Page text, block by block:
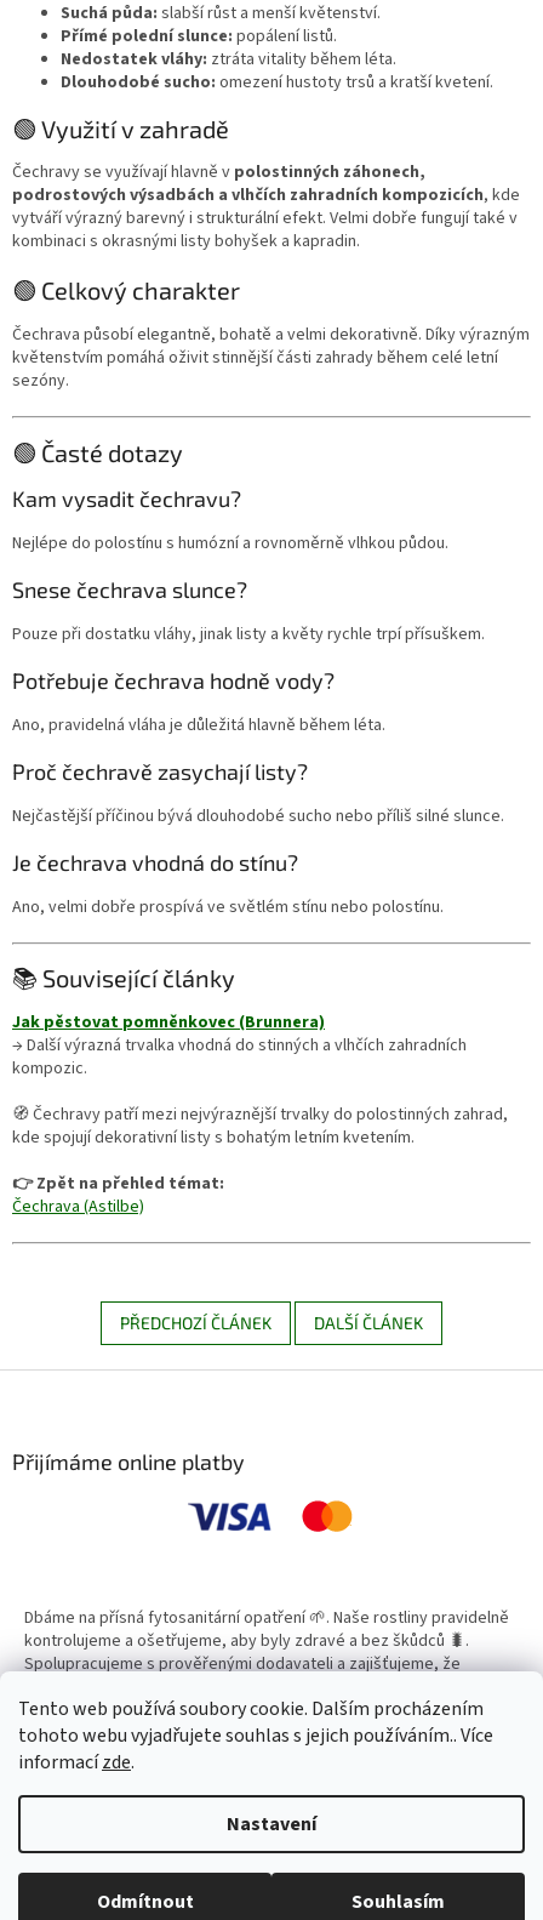
Tento web používá soubory cookie. Dalším procházením
tohoto webu vyjadřujete souhlas s jejich používáním.. Více
informacízde.
Nastavení
Odmítnout Souhlasím
Suchá půda: slabší růst a menší květenství.
Přímé polední slunce: popálení listů.
Nedostatek vláhy: ztráta vitality během léta.
Dlouhodobé sucho: omezení hustoty trsů a kratší kvetení.
🟢 Využití v zahradě
Čechravy se využívají hlavně v polostinných záhonech,
podrostových výsadbách a vlhčích zahradních kompozicích, kde
vytváří výrazný barevný i strukturální efekt. Velmi dobře fungují také v
kombinaci s okrasnými listy bohyšek a kapradin.
🟢 Celkový charakter
Čechrava působí elegantně, bohatě a velmi dekorativně. Díky výrazným
květenstvím pomáhá oživit stinnější části zahrady během celé letní
sezóny.
🟢 Časté dotazy
Kam vysadit čechravu?
Nejlépe do polostínu s humózní a rovnoměrně vlhkou půdou.
Snese čechrava slunce?
Pouze při dostatku vláhy, jinak listy a květy rychle trpí přísuškem.
Potřebuje čechrava hodně vody?
Ano, pravidelná vláha je důležitá hlavně během léta.
Proč čechravě zasychají listy?
Nejčastější příčinou bývá dlouhodobé sucho nebo příliš silné slunce.
Je čechrava vhodná do stínu?
Ano, velmi dobře prospívá ve světlém stínu nebo polostínu.
📚 Související články
Jak pěstovat pomněnkovec (Brunnera)
→ Další výrazná trvalka vhodná do stinných a vlhčích zahradních
kompozic.
🧭 Čechravy patří mezi nejvýraznější trvalky do polostinných zahrad,
kde spojují dekorativní listy s bohatým letním kvetením.
👉 Zpět na přehled témat:
Čechrava (Astilbe)
PŘEDCHOZÍ ČLÁNEK DALŠÍ ČLÁNEK
Přijímáme online platby
Dbáme na přísná fytosanitární opatření 🌱. Naše rostliny pravidelně
kontrolujeme a ošetřujeme, aby byly zdravé a bez škůdců 🐛.
Spolupracujeme s prověřenými dodavateli a zajišťujeme, že
Copyright 2026Zahradní Centrum SMARAGD. Všechna práva